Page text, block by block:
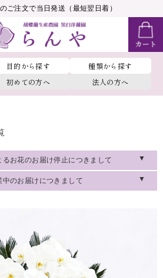
ご注文で当日発送（最短翌日着）
目的から探す
種類から探す
初めての方へ 法人の方へ
：__MEMBER_RANK_NAME__
るお花のお届け停止につきまして
中のお届けにつきまして